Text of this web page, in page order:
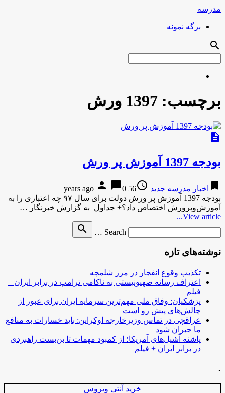
مدرسه
برگه نمونه
search
برچسب: 1397 ورش
description
بودجه 1397 آموزش پر ورش
bookmark اخبار مدرسه جدید access_time
56 years ago
person chat_bubble0
بودجه 1397 آموزش پر ورش دولت برای سال ۹۷ چه اعتباری را به
آموزش‌وپرورش اختصاص داد؟+ جداول به گزارش خبرنگار …
View article...
Search …
search
نوشته‌های تازه
تکذیب وقوع انفجار در مرز شلمچه
اعتراف رسانه صهیونیستی به ناکامی ترامپ در برابر ایران +
فیلم
پزشکیان: وفاق ملی مهم‌ترین سرمایه ایران برای عبور از
چالش‌های پیش رو است
عراقچی در تماس وزیرخارجه اوکراین: باید خسارات به منافع
ما جبران شود
پاشنه آشیل‌های آمریکا؛ از کمبود مهمات تا بن‌بست راهبردی
در برابر ایران + فیلم
.
خرید آنتی ویروس